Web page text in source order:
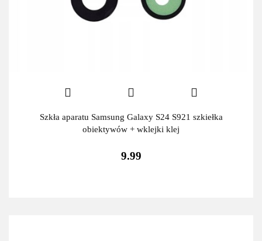
Szkła aparatu Samsung Galaxy S24 S921 szkiełka
obiektywów + wklejki klej
9.99